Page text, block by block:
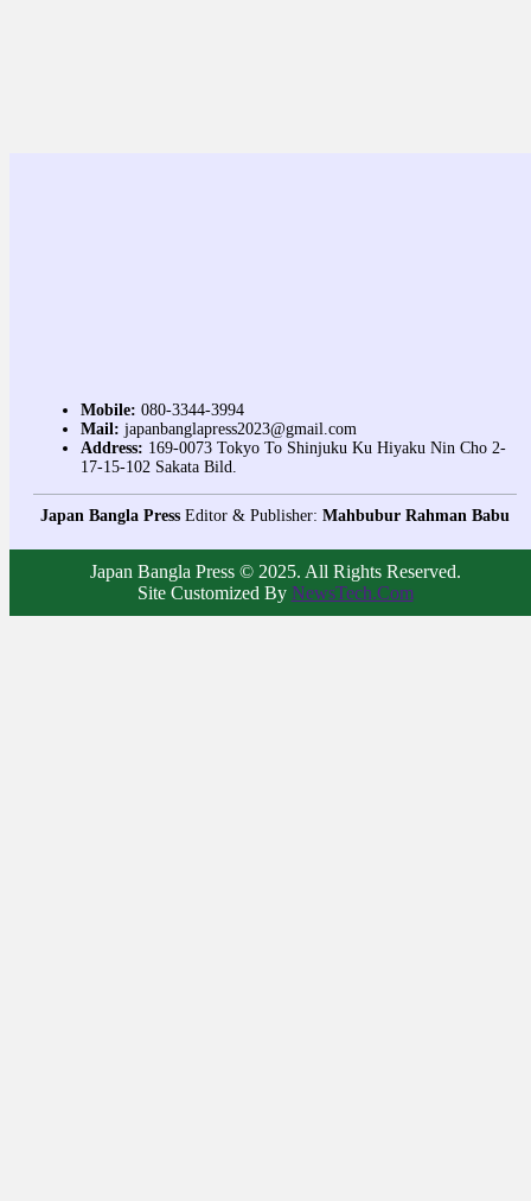
Mobile: 080-3344-3994
Mail: japanbanglapress2023@gmail.com
Address: 169-0073 Tokyo To Shinjuku Ku Hiyaku Nin Cho 2-
17-15-102 Sakata Bild.
Japan Bangla Press Editor & Publisher: Mahbubur Rahman Babu
Japan Bangla Press © 2025. All Rights Reserved.
Site Customized By NewsTech.Com